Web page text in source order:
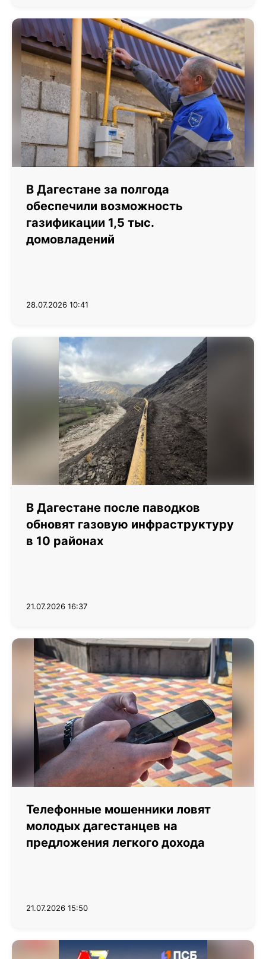
В Дагестане за полгода
обеспечили возможность
газификации 1,5 тыс.
домовладений
28.07.2026 10:41
В Дагестане после паводков
обновят газовую инфраструктуру
в 10 районах
21.07.2026 16:37
Телефонные мошенники ловят
молодых дагестанцев на
предложения легкого дохода
21.07.2026 15:50